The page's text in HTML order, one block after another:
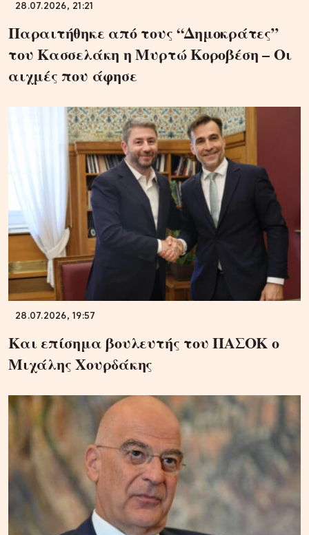
28.07.2026, 21:21
Παραιτήθηκε από τους “Δημοκράτες”
του Κασσελάκη η Μυρτώ Κοροβέση – Οι
αιχμές που άφησε
28.07.2026, 19:57
Και επίσημα βουλευτής του ΠΑΣΟΚ ο
Μιχάλης Χουρδάκης